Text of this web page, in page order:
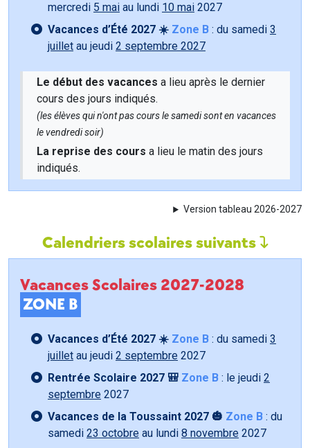
mercredi 5 mai au lundi 10 mai 2027
Vacances d’Été 2027 ☀️ Zone B : du samedi 3
juillet au jeudi 2 septembre 2027
Le début des vacances a lieu après le dernier
cours des jours indiqués.
(les élèves qui n'ont pas cours le samedi sont en vacances
le vendredi soir)
La reprise des cours a lieu le matin des jours
indiqués.
Version tableau 2026-2027
Calendriers scolaires suivants
Vacances Scolaires 2027-2028
ZONE B
Vacances d’Été 2027 ☀️ Zone B : du samedi 3
juillet au jeudi 2 septembre 2027
Rentrée Scolaire 2027 🎒 Zone B : le jeudi 2
septembre 2027
Vacances de la Toussaint 2027 🎃 Zone B : du
samedi 23 octobre au lundi 8 novembre 2027